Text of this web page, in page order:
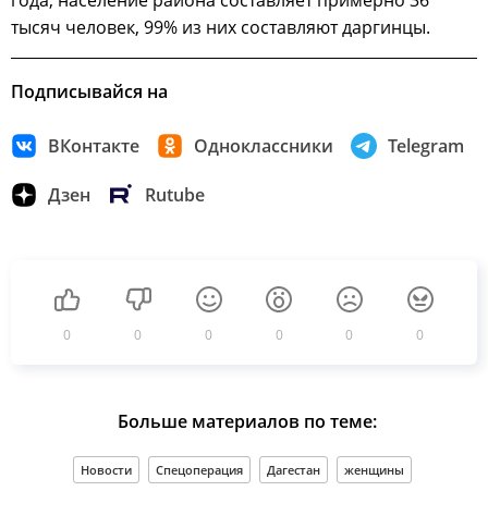
тысяч человек, 99% из них составляют даргинцы.
Подписывайся на
ВКонтакте Одноклассники Telegram
Дзен Rutube
0 0 0 0 0 0
Больше материалов по теме:
Новости Спецоперация Дагестан женщины